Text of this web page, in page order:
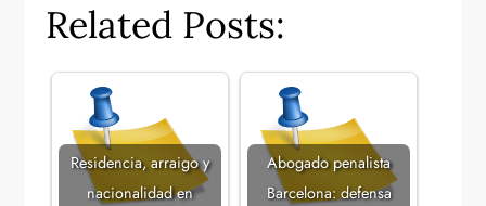
Related Posts:
Residencia, arraigo y
nacionalidad en
Abogado penalista
Barcelona: defensa